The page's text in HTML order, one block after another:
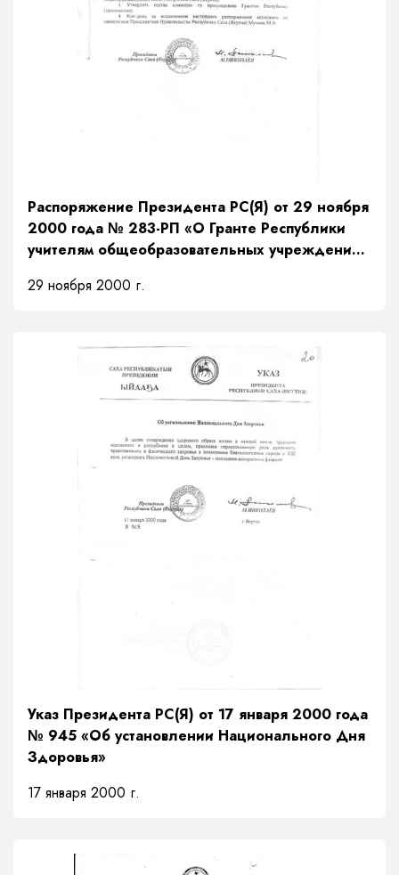
Распоряжение Президента РС(Я) от 29 ноября
2000 года № 283-РП «О Гранте Республики
учителям общеобразовательных учреждений
29 ноября 2000 г.
Указ Президента РС(Я) от 17 января 2000 года
№ 945 «Об установлении Национального Дня
Здоровья»
17 января 2000 г.